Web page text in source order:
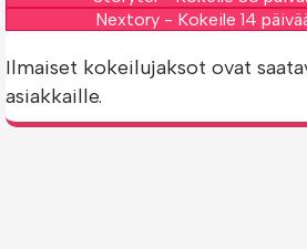
Nextory - Kokeile 14
Ilmaiset kokeilujaksot ovat
asiakkaille.